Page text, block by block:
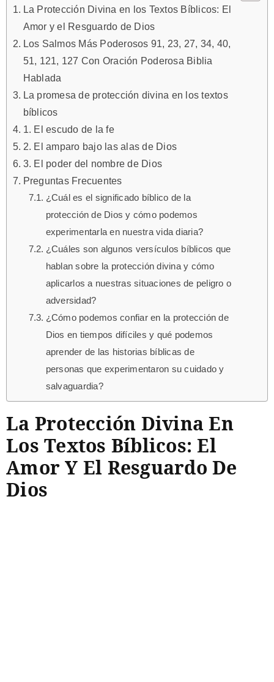
La Protección Divina en los Textos Bíblicos: El
Amor y el Resguardo de Dios
Los Salmos Más Poderosos 91, 23, 27, 34, 40,
51, 121, 127 Con Oración Poderosa Biblia
Hablada
La promesa de protección divina en los textos
bíblicos
1. El escudo de la fe
2. El amparo bajo las alas de Dios
3. El poder del nombre de Dios
Preguntas Frecuentes
¿Cuál es el significado bíblico de la
protección de Dios y cómo podemos
experimentarla en nuestra vida diaria?
¿Cuáles son algunos versículos bíblicos que
hablan sobre la protección divina y cómo
aplicarlos a nuestras situaciones de peligro o
adversidad?
¿Cómo podemos confiar en la protección de
Dios en tiempos difíciles y qué podemos
aprender de las historias bíblicas de
personas que experimentaron su cuidado y
salvaguardia?
La Protección Divina En
Los Textos Bíblicos: El
Amor Y El Resguardo De
Dios